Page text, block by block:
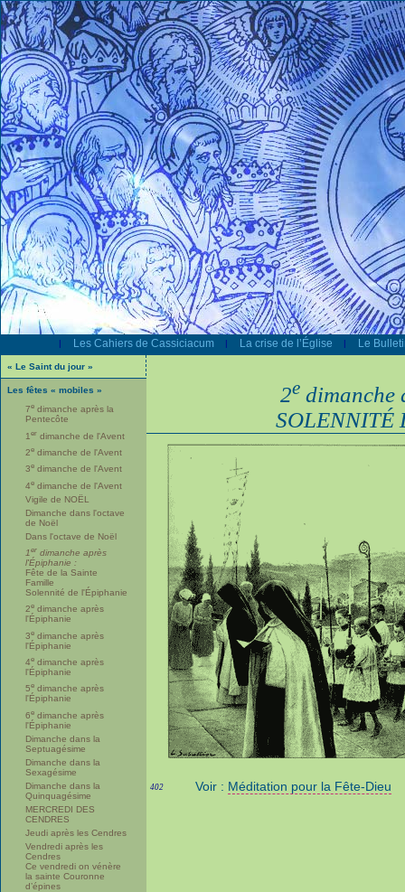
| Les Cahiers de Cassiciacum | La crise de l’Église | Le
« Le Saint du jour »
Les fêtes « mobiles »
7e dimanche après la
Pentecôte
1 er dimanche de l'Avent
2e dimanche de l'Avent
3e dimanche de l'Avent
4e dimanche de l'Avent
Vigile de NOËL
Dimanche dans l'octave
de Noël
Dans l'octave de Noël
1 er dimanche après
l'Épiphanie :
Fête de la Sainte
Famille
Solennité de l'Épiphanie
2e dimanche après
l'Épiphanie
3e dimanche après
l'Épiphanie
4e dimanche après
l'Épiphanie
5e dimanche après
l'Épiphanie
6e dimanche après
l'Épiphanie
Dimanche dans la
Septuagésime
Dimanche dans la
Sexagésime
Dimanche dans la
Quinquagésime
MERCREDI DES
CENDRES
Jeudi après les Cendres
Vendredi après les
Cendres
Ce vendredi on vénère
la sainte Couronne
d’épines
2edimanche
SOLENNITÉ
402 Voir : Méditation pour la Fête-Dieu